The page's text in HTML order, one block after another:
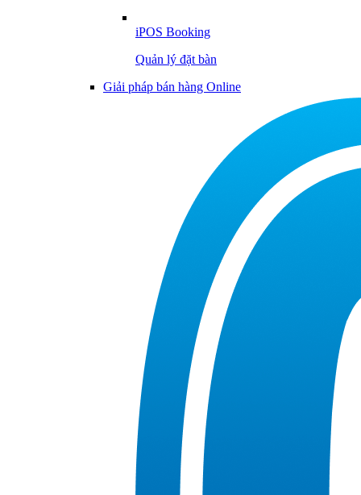
iPOS Booking
Quản lý đặt bàn
Giải pháp bán hàng Online